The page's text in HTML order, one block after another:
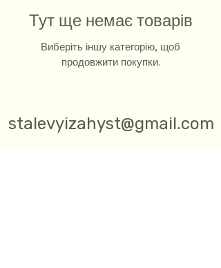
Тут ще немає товарів
Виберіть іншу категорію, щоб
продовжити покупки.
stalevyizahyst@gmail.com